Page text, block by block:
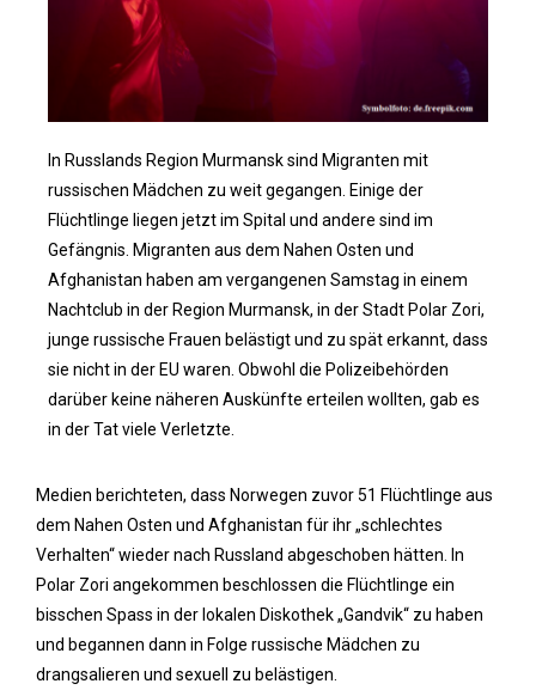
In Russlands Region Murmansk sind Migranten mit
russischen Mädchen zu weit gegangen. Einige der
Flüchtlinge liegen jetzt im Spital und andere sind im
Gefängnis. Migranten aus dem Nahen Osten und
Afghanistan haben am vergangenen Samstag in einem
Nachtclub in der Region Murmansk, in der Stadt Polar Zori,
junge russische Frauen belästigt und zu spät erkannt, dass
sie nicht in der EU waren. Obwohl die Polizeibehörden
darüber keine näheren Auskünfte erteilen wollten, gab es
in der Tat viele Verletzte.
Medien berichteten, dass Norwegen zuvor 51 Flüchtlinge aus
dem Nahen Osten und Afghanistan für ihr „schlechtes
Verhalten“ wieder nach Russland abgeschoben hätten. In
Polar Zori angekommen beschlossen die Flüchtlinge ein
bisschen Spass in der lokalen Diskothek „Gandvik“ zu haben
und begannen dann in Folge russische Mädchen zu
drangsalieren und sexuell zu belästigen.